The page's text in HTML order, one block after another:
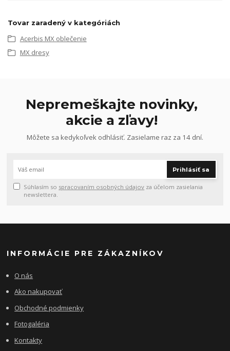
Tovar zaradený v kategóriách
Acerbis MX oblečenie
MX dresy
Nepremeškajte novinky,
akcie a zľavy!
Môžete sa kedykoľvek odhlásiť. Zasielame raz za 14 dní.
Prihlásiť sa
Súhlasím so spracovaním osobných údajov za účelom zasielania
newslettera.
INFORMÁCIE PRE ZÁKAZNÍKOV
O nás
Ako nakupovať
Obchodné podmienky
Fotogaléria
Kontakty